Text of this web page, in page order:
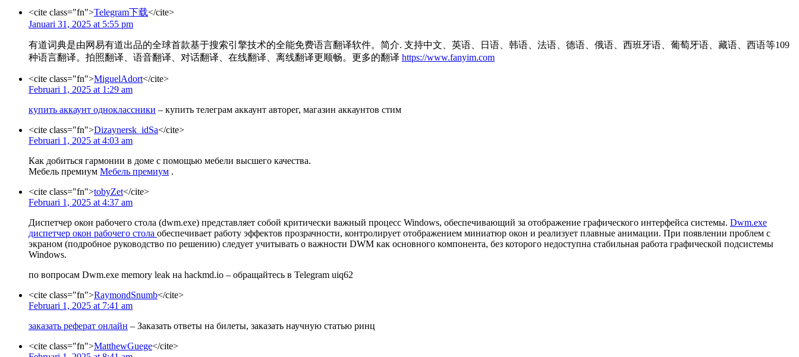
<cite class="fn">Telegram下载</cite>
Januari 31, 2025 at 5:55 pm
有道词典是由网易有道出品的全球首款基于搜索引擎技术的全能免费语言翻译软件。简介. 支持中文、英语、日语、韩语、法语、德语、俄语、西班牙语、葡萄牙语、藏语、西语等109
种语言翻译。拍照翻译、语音翻译、对话翻译、在线翻译、离线翻译更顺畅。更多的翻译 https://www.fanyim.com
<cite class="fn">MiguelAdort</cite>
Februari 1, 2025 at 1:29 am
купить аккаунт одноклассники – купить телеграм аккаунт авторег, магазин аккаунтов стим
<cite class="fn">Dizaynersk_idSa</cite>
Februari 1, 2025 at 4:03 am
Как добиться гармонии в доме с помощью мебели высшего качества.
Мебель премиум Мебель премиум .
<cite class="fn">tobyZet</cite>
Februari 1, 2025 at 4:37 am
Диспетчер окон рабочего стола (dwm.exe) представляет собой критически важный процесс Windows, обеспечивающий за отображение графического интерфейса системы. Dwm.exe
диспетчер окон рабочего стола обеспечивает работу эффектов прозрачности, контролирует отображением миниатюр окон и реализует плавные анимации. При появлении проблем с
экраном (подробное руководство по решению) следует учитывать о важности DWM как основного компонента, без которого недоступна стабильная работа графической подсистемы
Windows.
по вопросам Dwm.exe memory leak на hackmd.io – обращайтесь в Telegram uiq62
<cite class="fn">RaymondSnumb</cite>
Februari 1, 2025 at 7:41 am
заказать реферат онлайн – Заказать ответы на билеты, заказать научную статью ринц
<cite class="fn">MatthewGuege</cite>